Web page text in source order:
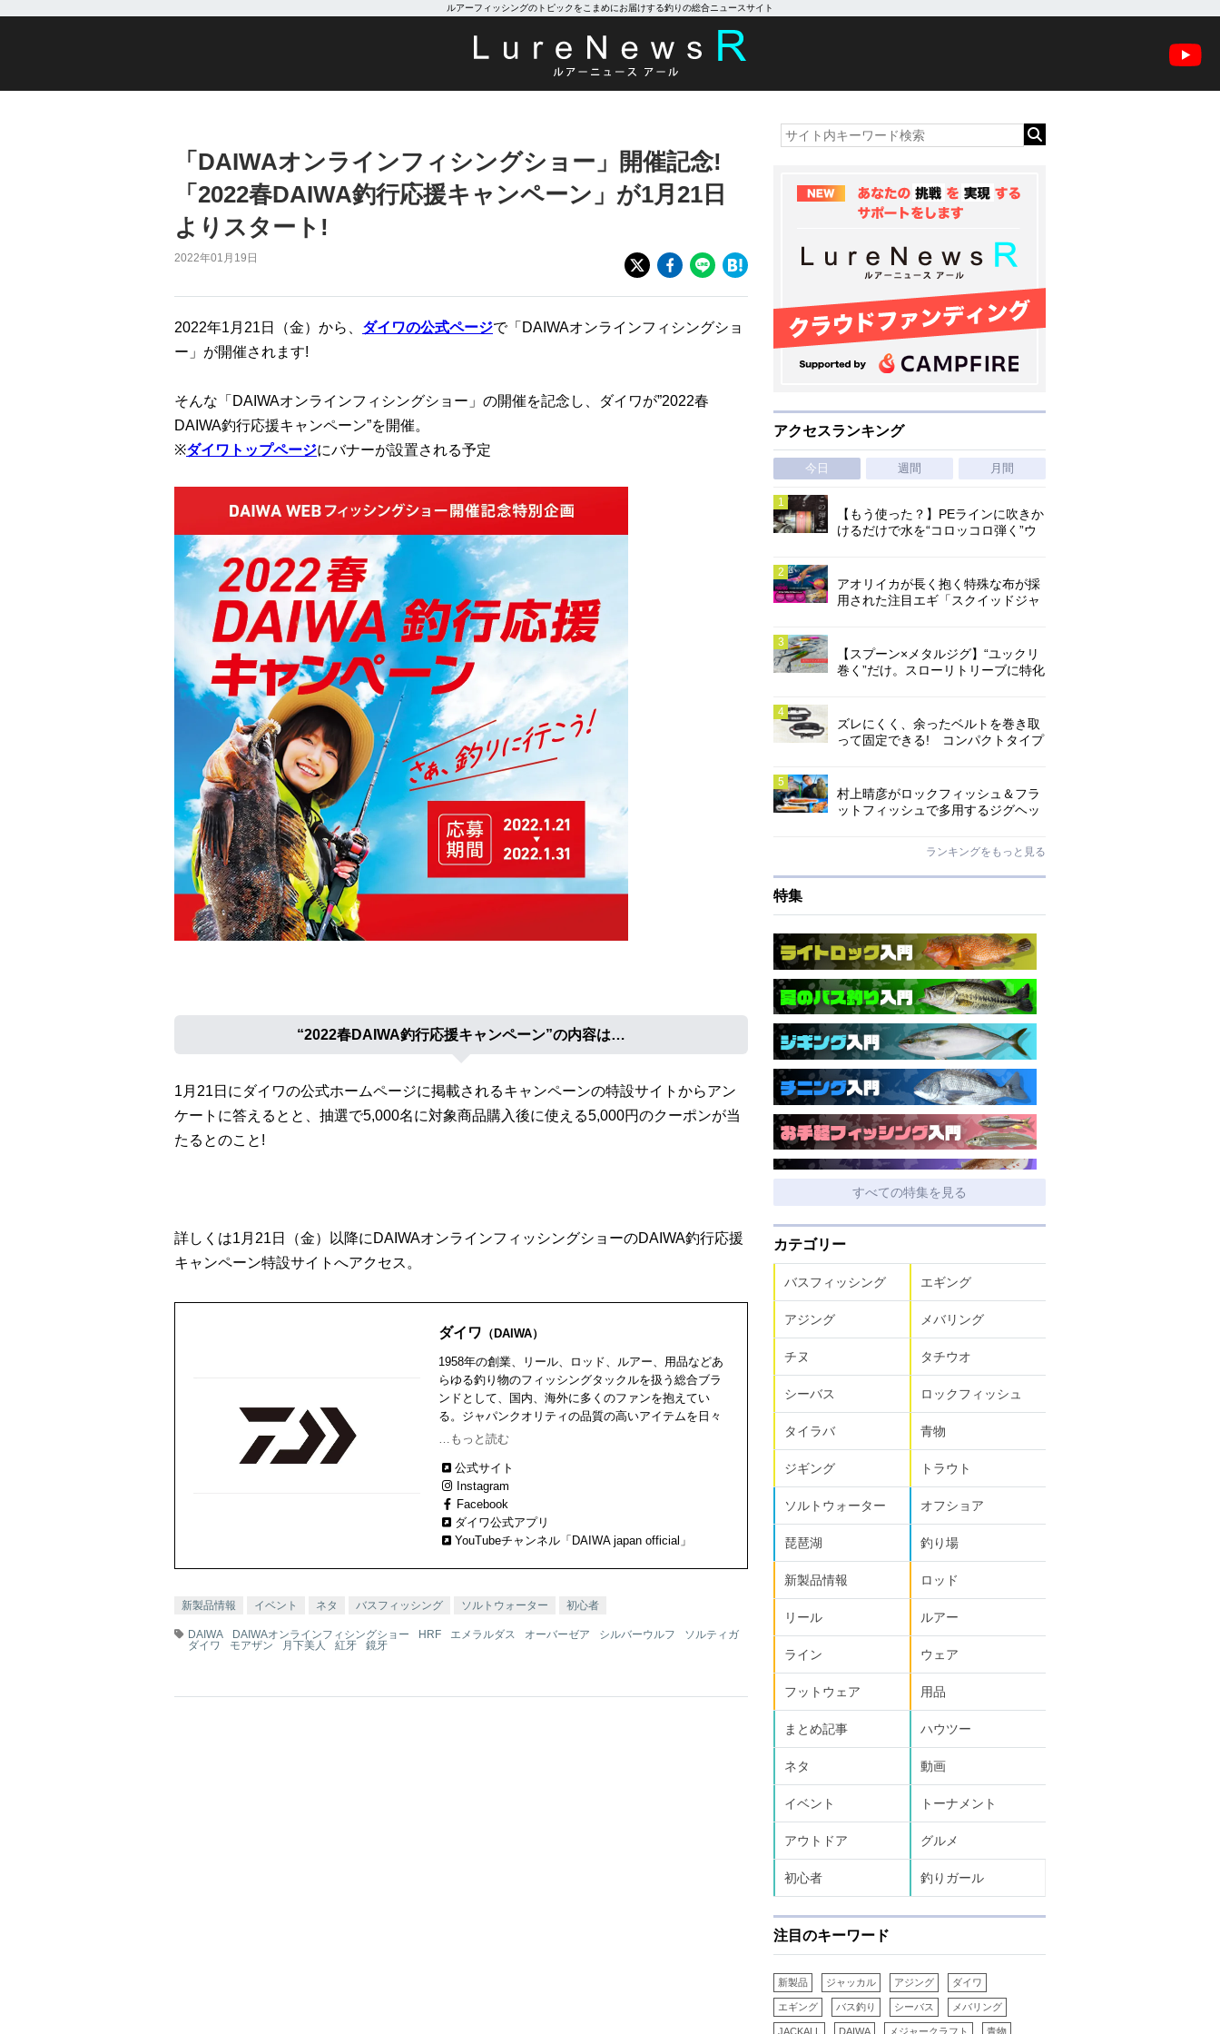
ルアーフィッシングのトピックをこまめにお届けする釣りの総合ニュースサイト
「DAIWAオンラインフィシングショー」開催記念!
「2022春DAIWA釣行応援キャンペーン」が1月21日
よりスタート!
2022年01月19日
2022年1月21日（金）から、 ダイワの公式ページで「DAIWAオンラインフィシングショ
ー」が開催されます!
そんな「DAIWAオンラインフィシングショー」の開催を記念し、ダイワが”2022春
DAIWA釣行応援キャンペーン”を開催。
※ダイワトップページにバナーが設置される予定
“2022春DAIWA釣行応援キャンペーン”の内容は…
1月21日にダイワの公式ホームページに掲載されるキャンペーンの特設サイトからアン
ケートに答えるとと、抽選で5,000名に対象商品購入後に使える5,000円のクーポンが当
たるとのこと!
詳しくは1月21日（金）以降にDAIWAオンラインフィッシングショーのDAIWA釣行応援
キャンペーン特設サイトへアクセス。
ダイワ （DAIWA）
1958年の創業、リール、ロッド、ルアー、用品などあ
らゆる釣り物のフィッシングタックルを扱う総合ブラ
ンドとして、国内、海外に多くのファンを抱えてい
る。ジャパンクオリティの品質の高いアイテムを日々
開発、その過程で、世界初となるテクノロジーも数多
…もっと読む
公式サイト
Instagram
Facebook
ダイワ公式アプリ
YouTubeチャンネル「DAIWA japan official」
新製品情報 イベント ネタ バスフィッシング ソルトウォーター 初心者
DAIWA DAIWAオンラインフィシングショー HRF エメラルダス オーバーゼア シルバーウルフ
ソルティガ
ダイワ
モアザン 月下美人 紅牙 鏡牙
アクセスランキング
今日 週間 月間
【もう使った？】PEラインに吹きか
けるだけで水を“コロッコロ弾く”ウ
アオリイカが長く抱く特殊な布が採
用された注目エギ「スクイッドジャ
【スプーン×メタルジグ】“ユックリ
巻く”だけ。スローリトリーブに特化
ズレにくく、余ったベルトを巻き取
って固定できる! コンパクトタイプ
村上晴彦がロックフィッシュ＆フラ
ットフィッシュで多用するジグヘッ
ランキングをもっと見る
特集
すべての特集を見る
カテゴリー
バスフィッシング エギング
アジング メバリング
チヌ タチウオ
シーバス ロックフィッシュ
タイラバ 青物
ジギング トラウト
ソルトウォーター オフショア
琵琶湖 釣り場
新製品情報 ロッド
リール ルアー
ライン ウェア
フットウェア 用品
まとめ記事 ハウツー
ネタ 動画
イベント トーナメント
アウトドア グルメ
初心者 釣りガール
注目のキーワード
新製品 ジャッカル アジング ダイワ
エギング バス釣り シーバス メバリング
JACKALL DAIWA メジャークラフト 青物